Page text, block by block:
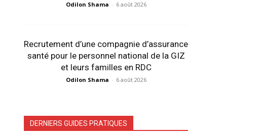
Odilon Shama - 6 août 2026
Recrutement d’une compagnie d’assurance
santé pour le personnel national de la GIZ
et leurs familles en RDC
Odilon Shama - 6 août 2026
DERNIERS GUIDES PRATIQUES